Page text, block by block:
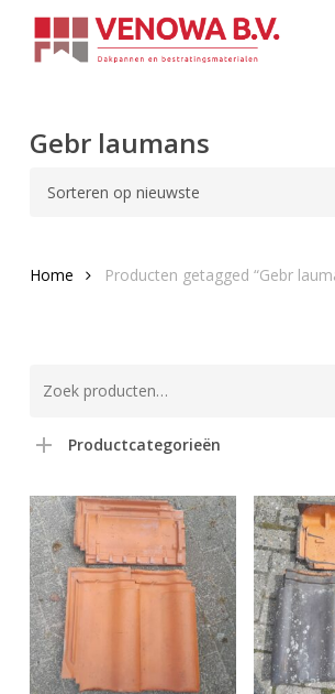
Gebr laumans
Home Producten getagged “Gebr
Productcategorieën